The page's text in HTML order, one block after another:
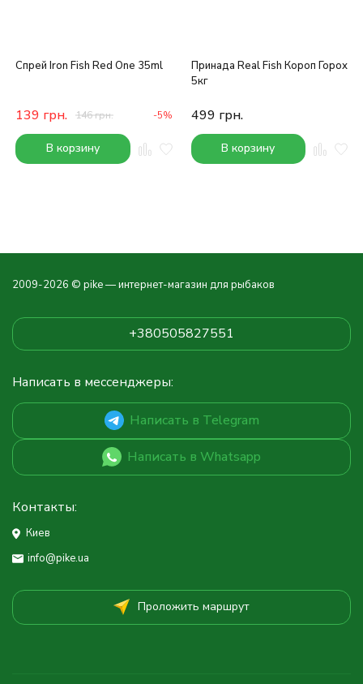
Спрей Iron Fish Red One 35ml
139 грн. 146грн. -5%
В корзину
Принада Real Fish Короп Горох
5кг
499 грн.
В корзину
2009-2026 © pike — интернет-магазин для рыбаков
+380505827551
Написать в мессенджеры:
Написать в Telegram
Написать в Whatsapp
Контакты:
Киев
info@pike.ua
Проложить маршрут